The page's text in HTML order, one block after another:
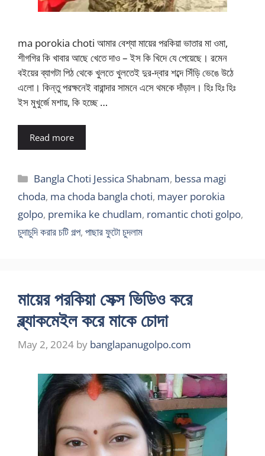
ma porokia choti আমার বেশ্যা মায়ের পরকিয়া ভাতার মা ওমা,
শীগগির কি খাবার আছে খেতে দাও – ইস কি খিদে যে পেয়েছে। রমেন
বইয়ের ব্যাগটা পিঠ থেকে খুলতে খুলতেই দুর-দ্বার শব্দে সিঁড়ি ভেঙে উঠে
এলো। কিন্তু পরক্ষনেই বারান্দার সামনে এসে থমকে দাঁড়াল। হিঃ হিঃ হিঃ
ইস মুখুর্জে মশায়, কি হচ্ছে …
Read more
Categories
Bangla Choti Jessica Shabnam, bessa magi
choda, ma choda bangla choti, mayer porokia
golpo, premika ke chudlam, romantic choti golpo,
চুদাচুদি করার চটি গল্প, পাছার ফুটো চুদলাম
মায়ের পরকিয়া সেক্স ভিডিও করে
ব্ল্যাকমেইল করে মাকে চোদা
May 2, 2024 by banglapanugolpo.com